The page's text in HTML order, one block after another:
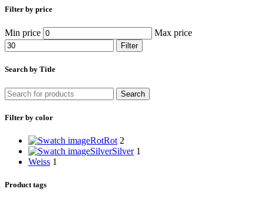
Filter by price
Min price Max price
Filter
Search by Title
Search
Filter by color
RotRot 2
SilverSilver 1
Weiss 1
Product tags